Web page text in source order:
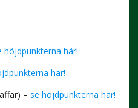
höjdpunkterna här!
här!
– se höjdpunkterna här!